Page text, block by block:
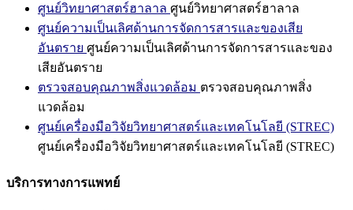
ศูนย์วิทยาศาสตร์ฮาลาล ศูนย์วิทยาศาสตร์ฮาลาล
ศูนย์ความเป็นเลิศด้านการจัดการสารและของเสีย
อันตราย ศูนย์ความเป็นเลิศด้านการจัดการสารและของ
เสียอันตราย
ตรวจสอบคุณภาพสิ่งแวดล้อม ตรวจสอบคุณภาพสิ่ง
แวดล้อม
ศูนย์เครื่องมือวิจัยวิทยาศาสตร์และเทคโนโลยี (STREC)
ศูนย์เครื่องมือวิจัยวิทยาศาสตร์และเทคโนโลยี (STREC)
บริการทางการแพทย์